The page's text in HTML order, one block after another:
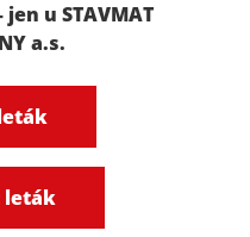
u STAVMAT
a.s.
leták